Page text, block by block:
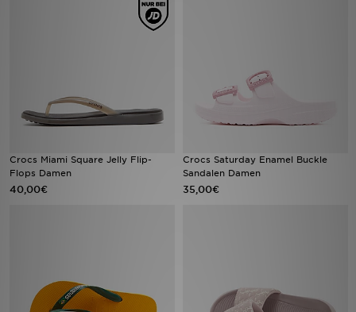
Crocs Miami Square Jelly Flip-
Flops Damen
40,00€
Crocs Saturday Enamel Buckle
Sandalen Damen
35,00€